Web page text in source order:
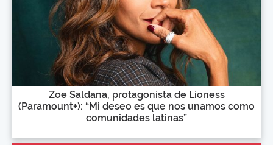
Zoe Saldana, protagonista de Lioness
(Paramount+): “Mi deseo es que nos unamos como
comunidades latinas”